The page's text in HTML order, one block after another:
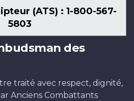
(ATS) : 1-800-567-
5803
des
traité avec respect, dignité,
Anciens Combattants